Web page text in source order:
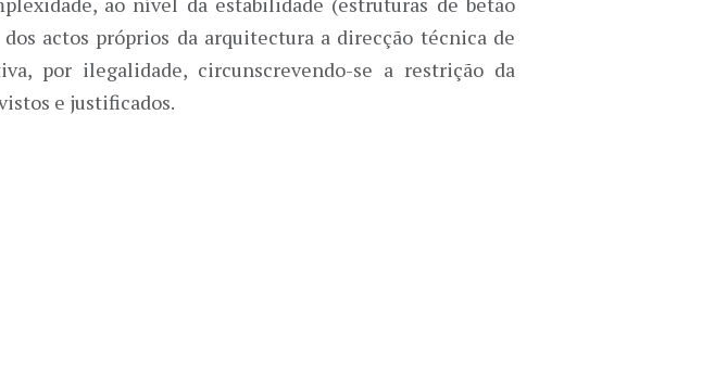
actos próprios da arquitectura a direcção técnica de
por ilegalidade, circunscrevendo-se a restrição da
e justificados.